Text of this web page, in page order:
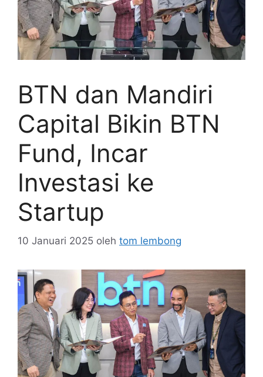
BTN dan Mandiri
Capital Bikin BTN
Fund, Incar
Investasi ke
Startup
10 Januari 2025 oleh tom lembong